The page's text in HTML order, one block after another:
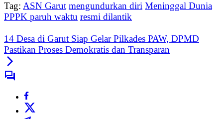
Tag: ASN Garut mengundurkan diri Meninggal Dunia
PPPK paruh waktu resmi dilantik
14 Desa di Garut Siap Gelar Pilkades PAW, DPMD
Pastikan Proses Demokratis dan Transparan